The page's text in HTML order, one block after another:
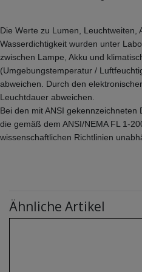
Die Werte zu Lumen, Leuchtweiten,
Wasserdichtigkeit wurden unter
zwischen Lampe, Akku und
(Umgebungstemperatur /
abweichen. Durch den
Leuchtdauer abweichen.
Bei den mit ANSI gekennzeichneten
die gemäß dem ANSI/NEMA FL 1-
wissenschaftlichen Richtlinien
Ähnliche Artikel